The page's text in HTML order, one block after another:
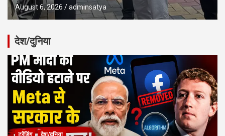
August 6, 2026 adminsatya
देश/दुनिया
ट्रेंडिंग देश/दुनिया